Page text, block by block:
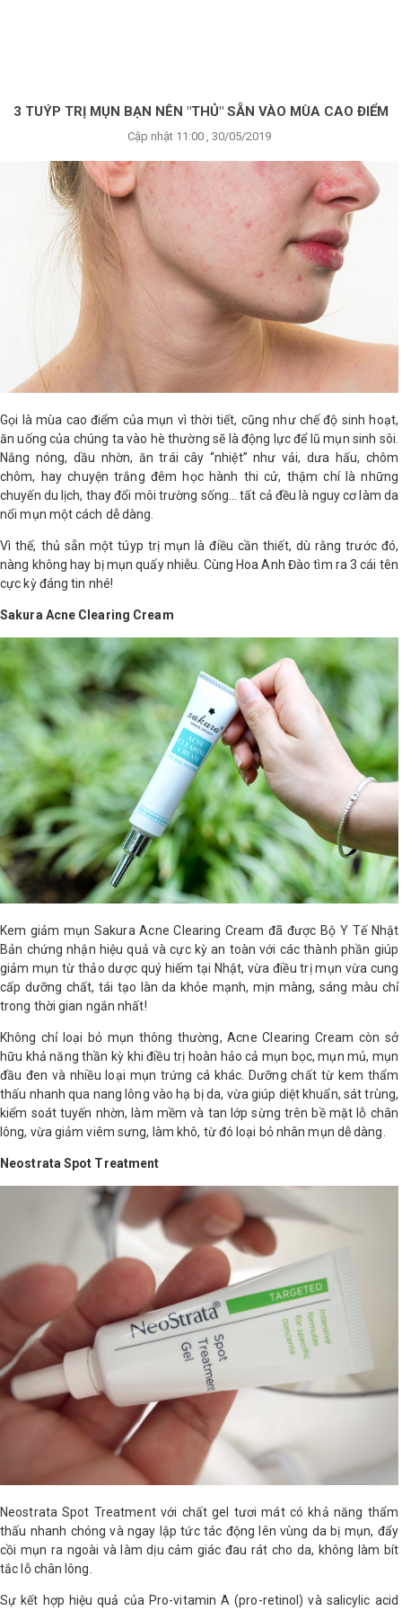
Shop All Brand A-
Z
3 TUÝP TRỊ MỤN BẠN NÊN "THỦ" SẴN VÀO MÙA CAO ĐIỂM
Cập nhật 11:00 , 30/05/2019
Gọi là mùa cao điểm của mụn vì thời tiết, cũng như chế độ sinh hoạt,
ăn uống của chúng ta vào hè thường sẽ là động lực để lũ mụn sinh sôi.
Nắng nóng, dầu nhờn, ăn trái cây “nhiệt” như vải, dưa hấu, chôm
chôm, hay chuyện trắng đêm học hành thi cử, thậm chí là những
chuyến du lịch, thay đổi môi trường sống… tất cả đều là nguy cơ làm da
nổi mụn một cách dễ dàng.
Vì thế, thủ sẵn một túyp trị mụn là điều cần thiết, dù rằng trước đó,
nàng không hay bị mụn quấy nhiễu. Cùng Hoa Anh Đào tìm ra 3 cái tên
cực kỳ đáng tin nhé!
Sakura Acne Clearing Cream
Kem giảm mụn Sakura Acne Clearing Cream đã được Bộ Y Tế Nhật
Bản chứng nhận hiệu quả và cực kỳ an toàn với các thành phần giúp
giảm mụn từ thảo dược quý hiếm tại Nhật, vừa điều trị mụn vừa cung
cấp dưỡng chất, tái tạo làn da khỏe mạnh, mịn màng, sáng màu chỉ
trong thời gian ngắn nhất!
Không chỉ loại bỏ mụn thông thường, Acne Clearing Cream còn sở
hữu khả năng thần kỳ khi điều trị hoàn hảo cả mụn bọc, mụn mủ, mụn
đầu đen và nhiều loại mụn trứng cá khác. Dưỡng chất từ kem thẩm
thấu nhanh qua nang lông vào hạ bị da, vừa giúp diệt khuẩn, sát trùng,
kiểm soát tuyến nhờn, làm mềm và tan lớp sừng trên bề mặt lỗ chân
lông, vừa giảm viêm sưng, làm khô, từ đó loại bỏ nhân mụn dễ dàng.
Neostrata Spot Treatment
Neostrata Spot Treatment với chất gel tươi mát có khả năng thẩm
thấu nhanh chóng và ngay lập tức tác động lên vùng da bị mụn, đẩy
cồi mụn ra ngoài và làm dịu cảm giác đau rát cho da, không làm bít
tắc lỗ chân lông.
Sự kết hợp hiệu quả của Pro-vitamin A (pro-retinol) và salicylic acid